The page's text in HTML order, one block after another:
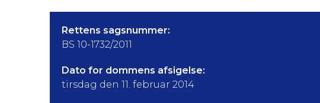
Rettens sagsnummer:
BS 10-1732/2011
Dato for dommens afsigelse:
tirsdag den 11. februar 2014